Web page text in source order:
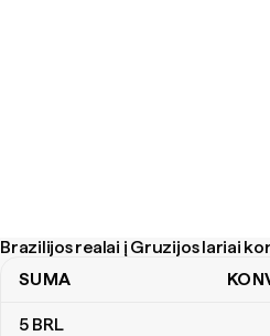
Brazilijos realai į Gruzijos lariai
Brazilijos realai į Gruzijos lariai
SUMA
5 BRL